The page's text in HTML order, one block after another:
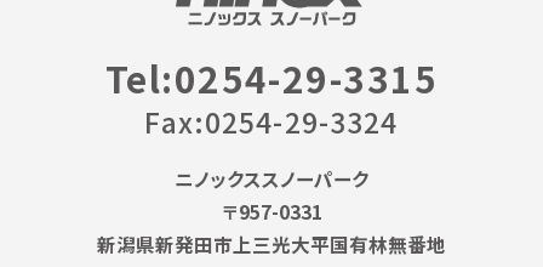
Tel:0254-29-3315
Fax:0254-29-3324
ニノックススノーパーク
〒957-0331
新潟県新発田市上三光大平国有林無番地